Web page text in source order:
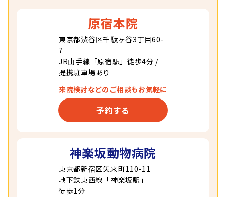
原宿本院
東京都渋谷区千駄ヶ谷3丁目60-
7
JR山手線「原宿駅」徒歩4分 /
提携駐車場あり
来院検討などの ご相談もお気軽に
予約する
神楽坂動物病院
東京都新宿区矢来町110-11
地下鉄東西線「神楽坂駅」
徒歩1分